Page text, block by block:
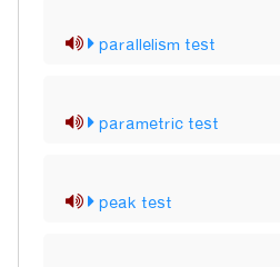
parallelism test
parametric test
peak test